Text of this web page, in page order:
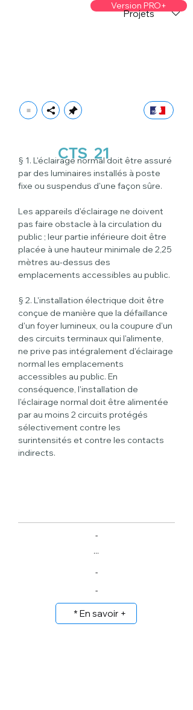
Version PRO+
Projets
CTS 21
§ 1. L'éclairage normal doit être assuré
par des luminaires installés à poste
fixe ou suspendus d'une façon sûre.
Les appareils d'éclairage ne doivent
pas faire obstacle à la circulation du
public ; leur partie inférieure doit être
placée à une hauteur minimale de 2,25
mètres au-dessus des
emplacements accessibles au public.
§ 2. L'installation électrique doit être
conçue de manière que la défaillance
d'un foyer lumineux, ou la coupure d'un
des circuits terminaux qui l'alimente,
ne prive pas intégralement d'éclairage
normal les emplacements
accessibles au public. En
conséquence, l'installation de
l'éclairage normal doit être alimentée
par au moins 2 circuits protégés
sélectivement contre les
surintensités et contre les contacts
indirects.
-
...
-
-
* En savoir +